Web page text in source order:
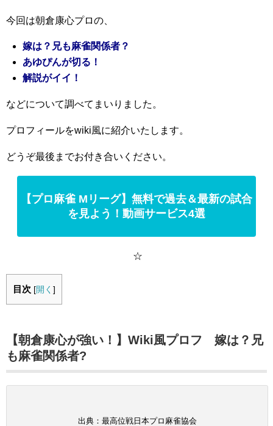
今回は朝倉康心プロの、
嫁は？兄も麻雀関係者？
あゆぴんが切る！
解説がイイ！
などについて調べてまいりました。
プロフィールをwiki風に紹介いたします。
どうぞ最後までお付き合いください。
【プロ麻雀 Mリーグ】無料で過去＆最新の試合
を見よう！動画サービス4選
☆
目次 [開く ]
【朝倉康心が強い！】Wiki風プロフ 嫁は？兄
も麻雀関係者?
出典：最高位戦日本プロ麻雀協会